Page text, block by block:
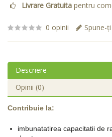
Livrare Gratuita pentru
0 opinii Spune-
Descriere
Opinii (0)
Contribuie la:
imbunatatirea capacitatii de